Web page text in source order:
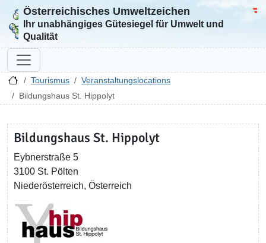
Zur Startseite
Österreichisches Umweltzeichen
Ihr unabhängiges Gütesiegel für Umwelt und
Qualität
Tourismus
Veranstaltungslocations
Bildungshaus St. Hippolyt
Bildungshaus St. Hippolyt
Eybnerstraße 5
3100 St. Pölten
Niederösterreich, Österreich